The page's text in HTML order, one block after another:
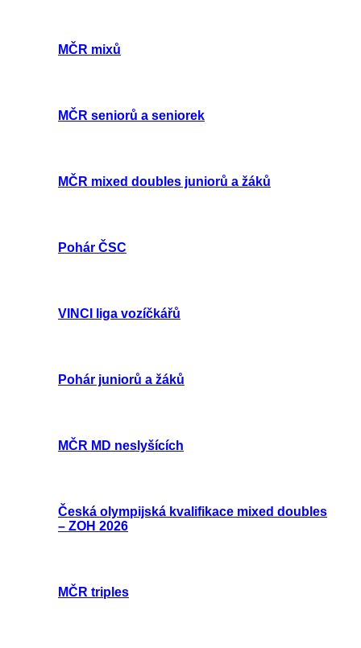
MČR mixů
MČR seniorů a seniorek
MČR mixed doubles juniorů a žáků
Pohár ČSC
VINCI liga vozíčkářů
Pohár juniorů a žáků
MČR MD neslyšících
Česká olympijská kvalifikace mixed doubles
– ZOH 2026
MČR triples